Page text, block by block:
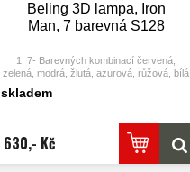
Beling 3D lampa, Iron
Man, 7 barevná S128
1: 7- Barevných kombinací červená,
zelená, modrá, žlutá, azurová, růžová, bílá
rozsvítí jedna barva, stisknutím tlačítka se
další barva.
3: Automaticky režim změny barvy.
Stiskněte dotykové tlačítko na poslední
skladem
630,- Kč